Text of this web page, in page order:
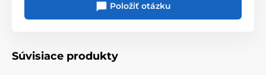
Položiť otázku
Súvisiace produkty